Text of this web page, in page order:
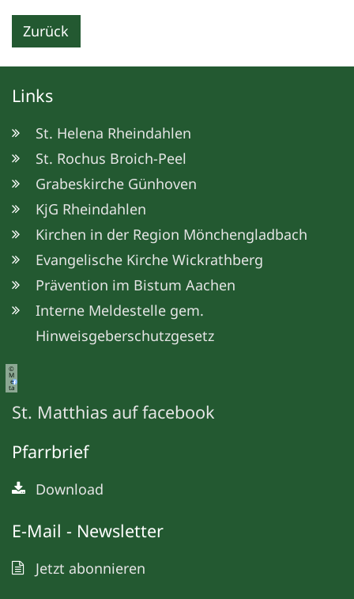
Zurück
Links
St. Helena Rheindahlen
St. Rochus Broich-Peel
Grabeskirche Günhoven
KjG Rheindahlen
Kirchen in der Region Mönchengladbach
Evangelische Kirche Wickrathberg
Prävention im Bistum Aachen
Interne Meldestelle gem.
Hinweisgeberschutzgesetz
©
M
e
ta
St. Matthias auf facebook
Pfarrbrief
Download
E-Mail - Newsletter
Jetzt abonnieren